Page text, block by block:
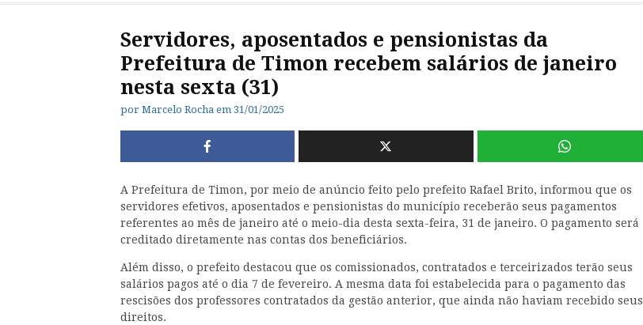
Servidores, aposentados e pensionistas da
Prefeitura de Timon recebem salários de janeiro
nesta sexta (31)
por Marcelo Rocha em 31/01/2025
A Prefeitura de Timon, por meio de anúncio feito pelo prefeito Rafael Brito, informou que os
servidores efetivos, aposentados e pensionistas do município receberão seus pagamentos
referentes ao mês de janeiro até o meio-dia desta sexta-feira, 31 de janeiro. O pagamento será
creditado diretamente nas contas dos beneficiários.
Além disso, o prefeito destacou que os comissionados, contratados e terceirizados terão seus
salários pagos até o dia 7 de fevereiro. A mesma data foi estabelecida para o pagamento das
rescisões dos professores contratados da gestão anterior, que ainda não haviam recebido seus
direitos.